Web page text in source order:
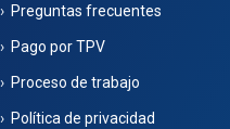
Preguntas frecuentes
Pago por TPV
Proceso de trabajo
Política de privacidad